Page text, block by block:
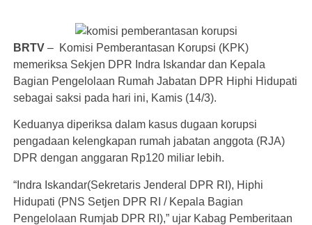
BRTV – Komisi Pemberantasan Korupsi (KPK)
memeriksa Sekjen DPR Indra Iskandar dan Kepala
Bagian Pengelolaan Rumah Jabatan DPR Hiphi Hidupati
sebagai saksi pada hari ini, Kamis (14/3).
Keduanya diperiksa dalam kasus dugaan korupsi
pengadaan kelengkapan rumah jabatan anggota (RJA)
DPR dengan anggaran Rp120 miliar lebih.
“Indra Iskandar(Sekretaris Jenderal DPR RI), Hiphi
Hidupati (PNS Setjen DPR RI / Kepala Bagian
Pengelolaan Rumjab DPR RI),” ujar Kabag Pemberitaan